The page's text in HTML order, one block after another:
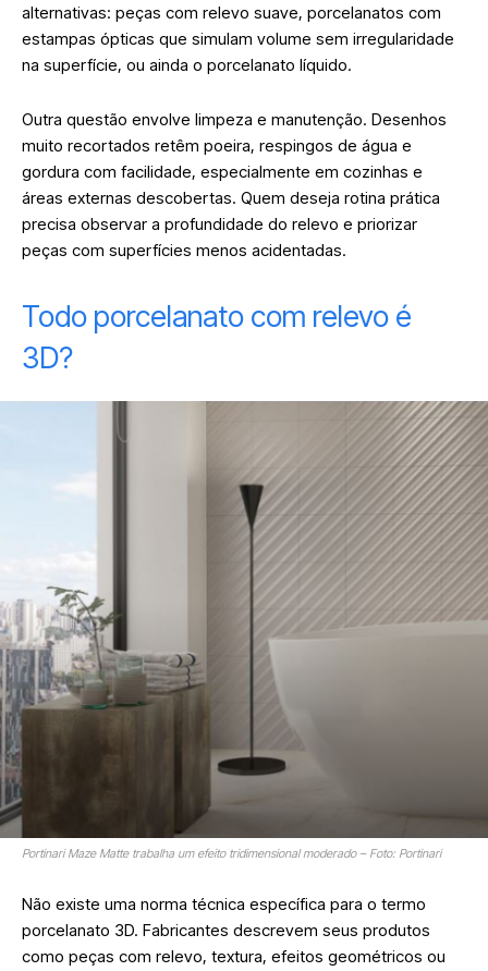
alternativas: peças com relevo suave, porcelanatos com
estampas ópticas que simulam volume sem irregularidade
na superfície, ou ainda o porcelanato líquido.
Outra questão envolve limpeza e manutenção. Desenhos
muito recortados retêm poeira, respingos de água e
gordura com facilidade, especialmente em cozinhas e
áreas externas descobertas. Quem deseja rotina prática
precisa observar a profundidade do relevo e priorizar
peças com superfícies menos acidentadas.
Todo porcelanato com relevo é
3D?
Portinari Maze Matte trabalha um efeito tridimensional moderado – Foto: Portinari
Não existe uma norma técnica específica para o termo
porcelanato 3D. Fabricantes descrevem seus produtos
como peças com relevo, textura, efeitos geométricos ou